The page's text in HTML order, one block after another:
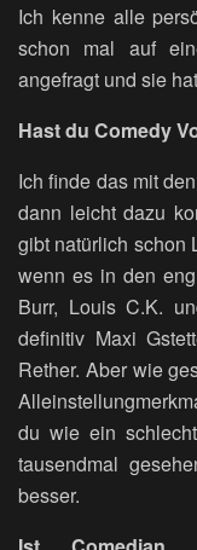
Ich kenne alle
schon mal auf
angefragt und sie
Hast du Comedy
Ich finde das mit
dann leicht dazu
gibt natürlich schon
wenn es in den
Burr, Louis C.K.
definitiv Maxi
Rether. Aber wie
du wie ein
tausendmal
besser.